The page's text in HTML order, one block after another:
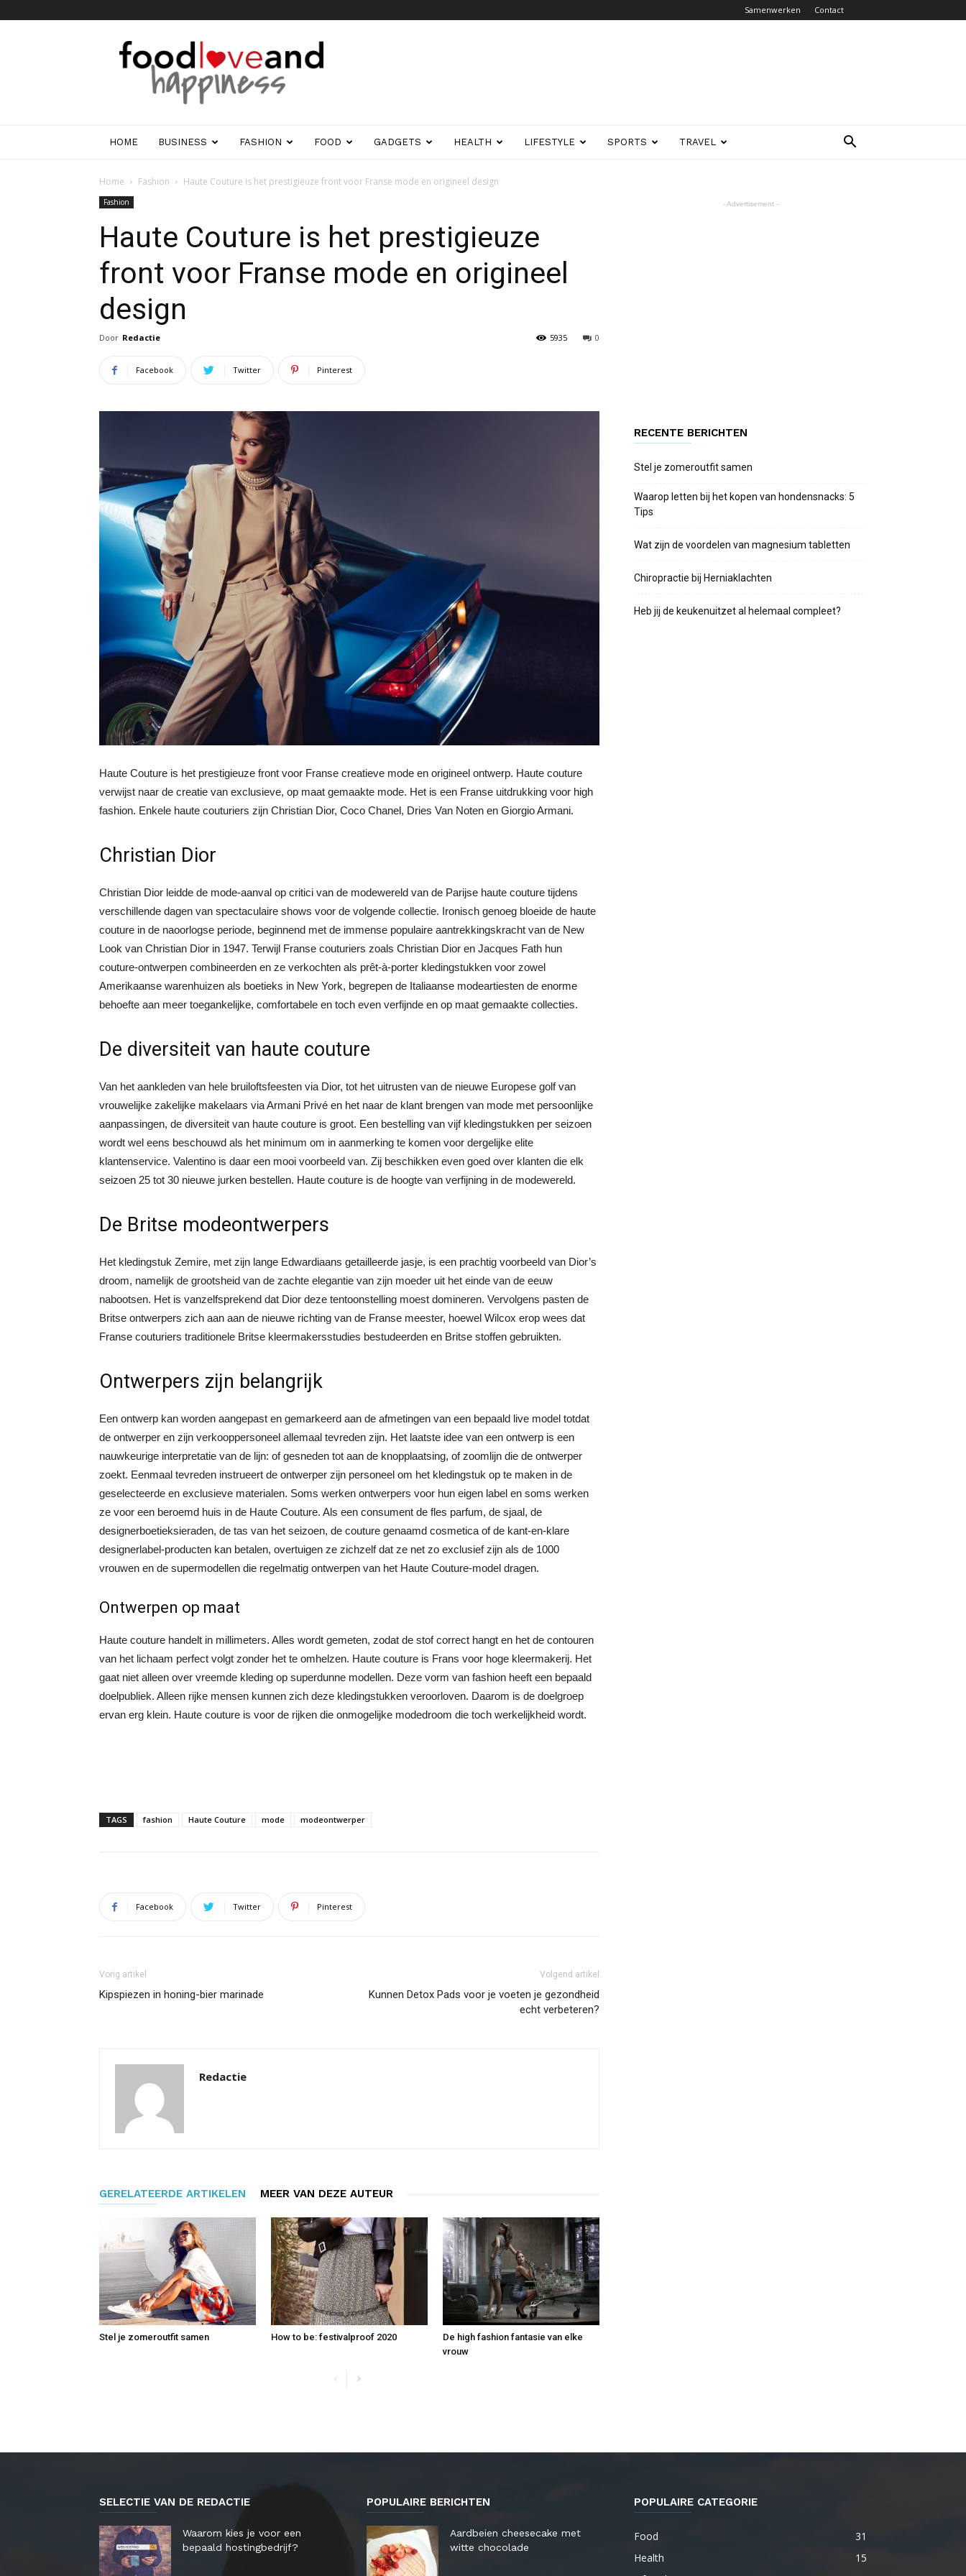
Samenwerken Contact
Foodloveandhappiness
HOME BUSINESS FASHION FOOD GADGETS HEALTH LIFESTYLE SPORTS TRAVEL
Home Fashion Haute Couture is het prestigieuze front voor Franse mode en origineel design
Fashion
Haute Couture is het prestigieuze
front voor Franse mode en origineel
design
Door Redactie 0
5935
Facebook Twitter Pinterest
Haute Couture is het prestigieuze front voor Franse creatieve mode en origineel ontwerp. Haute couture
verwijst naar de creatie van exclusieve, op maat gemaakte mode. Het is een Franse uitdrukking voor high
fashion. Enkele haute couturiers zijn Christian Dior, Coco Chanel, Dries Van Noten en Giorgio Armani.
Christian Dior
Christian Dior leidde de mode-aanval op critici van de modewereld van de Parijse haute couture tijdens
verschillende dagen van spectaculaire shows voor de volgende collectie. Ironisch genoeg bloeide de haute
couture in de naoorlogse periode, beginnend met de immense populaire aantrekkingskracht van de New
Look van Christian Dior in 1947. Terwijl Franse couturiers zoals Christian Dior en Jacques Fath hun
couture-ontwerpen combineerden en ze verkochten als prêt-à-porter kledingstukken voor zowel
Amerikaanse warenhuizen als boetieks in New York, begrepen de Italiaanse modeartiesten de enorme
behoefte aan meer toegankelijke, comfortabele en toch even verfijnde en op maat gemaakte collecties.
De diversiteit van haute couture
Van het aankleden van hele bruiloftsfeesten via Dior, tot het uitrusten van de nieuwe Europese golf van
vrouwelijke zakelijke makelaars via Armani Privé en het naar de klant brengen van mode met persoonlijke
aanpassingen, de diversiteit van haute couture is groot. Een bestelling van vijf kledingstukken per seizoen
wordt wel eens beschouwd als het minimum om in aanmerking te komen voor dergelijke elite
klantenservice. Valentino is daar een mooi voorbeeld van. Zij beschikken even goed over klanten die elk
seizoen 25 tot 30 nieuwe jurken bestellen. Haute couture is de hoogte van verfijning in de modewereld.
De Britse modeontwerpers
Het kledingstuk Zemire, met zijn lange Edwardiaans getailleerde jasje, is een prachtig voorbeeld van Dior’s
droom, namelijk de grootsheid van de zachte elegantie van zijn moeder uit het einde van de eeuw
nabootsen. Het is vanzelfsprekend dat Dior deze tentoonstelling moest domineren. Vervolgens pasten de
Britse ontwerpers zich aan aan de nieuwe richting van de Franse meester, hoewel Wilcox erop wees dat
Franse couturiers traditionele Britse kleermakersstudies bestudeerden en Britse stoffen gebruikten.
Ontwerpers zijn belangrijk
Een ontwerp kan worden aangepast en gemarkeerd aan de afmetingen van een bepaald live model totdat
de ontwerper en zijn verkooppersoneel allemaal tevreden zijn. Het laatste idee van een ontwerp is een
nauwkeurige interpretatie van de lijn: of gesneden tot aan de knopplaatsing, of zoomlijn die de ontwerper
zoekt. Eenmaal tevreden instrueert de ontwerper zijn personeel om het kledingstuk op te maken in de
geselecteerde en exclusieve materialen. Soms werken ontwerpers voor hun eigen label en soms werken
ze voor een beroemd huis in de Haute Couture. Als een consument de fles parfum, de sjaal, de
designerboetieksieraden, de tas van het seizoen, de couture genaamd cosmetica of de kant-en-klare
designerlabel-producten kan betalen, overtuigen ze zichzelf dat ze net zo exclusief zijn als de 1000
vrouwen en de supermodellen die regelmatig ontwerpen van het Haute Couture-model dragen.
Ontwerpen op maat
Haute couture handelt in millimeters. Alles wordt gemeten, zodat de stof correct hangt en het de contouren
van het lichaam perfect volgt zonder het te omhelzen. Haute couture is Frans voor hoge kleermakerij. Het
gaat niet alleen over vreemde kleding op superdunne modellen. Deze vorm van fashion heeft een bepaald
doelpubliek. Alleen rijke mensen kunnen zich deze kledingstukken veroorloven. Daarom is de doelgroep
ervan erg klein. Haute couture is voor de rijken die onmogelijke modedroom die toch werkelijkheid wordt.
TAGS fashion Haute Couture mode modeontwerper
Facebook Twitter Pinterest
Vorig artikel
Kipspiezen in honing-bier marinade
Volgend artikel
Kunnen Detox Pads voor je voeten je gezondheid
echt verbeteren?
Redactie
GERELATEERDE ARTIKELEN MEER VAN DEZE AUTEUR
Stel je zomeroutfit samen How to be: festivalproof 2020
De high fashion fantasie van elke
vrouw
- Advertisement -
RECENTE BERICHTEN
Stel je zomeroutfit samen
Waarop letten bij het kopen van hondensnacks: 5
Tips
Wat zijn de voordelen van magnesium tabletten
Chiropractie bij Herniaklachten
Heb jij de keukenuitzet al helemaal compleet?
SELECTIE VAN DE REDACTIE
Waarom kies je voor een
bepaald hostingbedrijf?
POPULAIRE BERICHTEN
Aardbeien cheesecake met
witte chocolade
POPULAIRE CATEGORIE
Food
31
Health
15